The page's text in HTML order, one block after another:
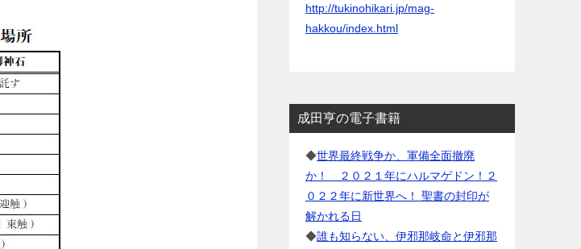
http://tukinohikari.jp/mag-
hakkou/index.html
成田亨の電子書籍
◆世界最終戦争か、軍備全面撤廃
か！ ２０２１年にハルマゲドン！２
０２２年に新世界へ！ 聖書の封印が
解かれる日
◆誰も知らない、伊邪那岐命と伊邪那